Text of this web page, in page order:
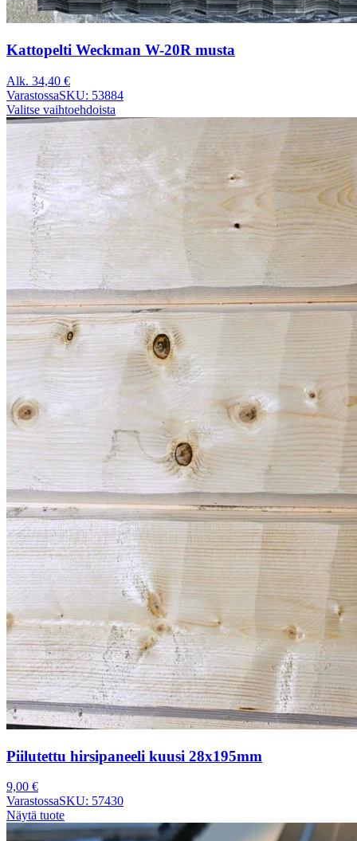
Kattopelti Weckman W-20R musta
Alk. 34,40 €
VarastossaSKU: 53884
Valitse vaihtoehdoista
Piilutettu hirsipaneeli kuusi 28x195mm
9,00 €
VarastossaSKU: 57430
Näytä tuote